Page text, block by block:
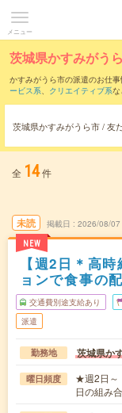
メニュー
茨城県かすみがう
かすみがうら市の派遣のお仕事
ービス系、 クリエイティブ系
茨城県かすみがうら市 / 友
全 14件
未読
NEW
掲載日 2026/08/07
【週2日＊高
ョンで食事の
交通費別途支給あり
派遣
勤務地 茨城県か
曜日頻度
★週2日～
日の組み